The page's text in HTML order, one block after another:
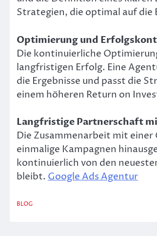
Strategien, die optimal auf die
Optimierung und
Die kontinuierliche
langfristigen Erfolg. Eine
die Ergebnisse und passt die
einem höheren Return on
Langfristige Partnerschaft
Die Zusammenarbeit mit
einmalige Kampagnen
kontinuierlich von den
bleibt. Google Ads Agentur
BLOG